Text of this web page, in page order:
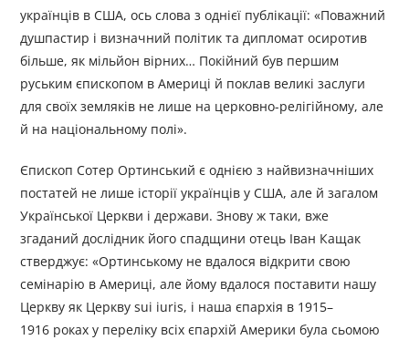
українців в США, ось слова з однієї публікації: «Поважний
душпастир і визначний політик та дипломат осиротив
більше, як мільйон вірних… Покійний був першим
руським єпископом в Америці й поклав великі заслуги
для своїх земляків не лише на церковно-релігійному, але
й на національному полі».
Єпископ Сотер Ортинський є однією з найвизначніших
постатей не лише історії українців у США, але й загалом
Української Церкви і держави. Знову ж таки, вже
згаданий дослідник його спадщини отець Іван Кащак
стверджує: «Ортинському не вдалося відкрити свою
семінарію в Америці, але йому вдалося поставити нашу
Церкву як Церкву sui iuris, і наша єпархія в 1915–
1916 роках у переліку всіх єпархій Америки була сьомою